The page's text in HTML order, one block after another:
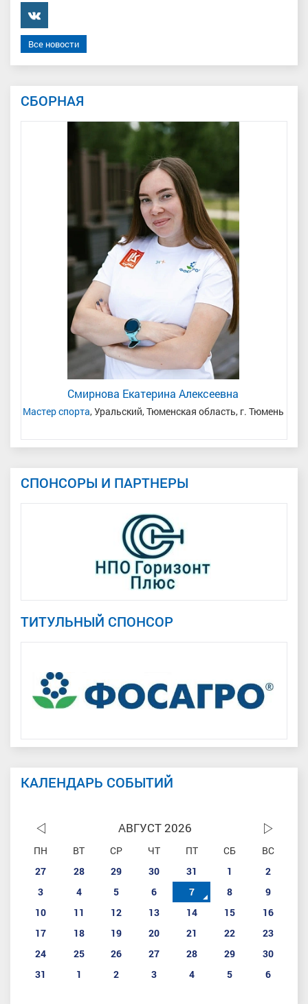
���������
Все новости
СБОРНАЯ
Смирнова Екатерина Алексеевна
Мастер спорта, Уральский, Тюменская область, г. Тюмень
СПОНСОРЫ И ПАРТНЕРЫ
ТИТУЛЬНЫЙ СПОНСОР
КАЛЕНДАРЬ СОБЫТИЙ
АВГУСТ 2026
ПН ВТ СР ЧТ ПТ СБ
ВС
27
28 29 30 31 1
2
3
4 5 6 7 8
9
10
11 12 13 14 15
16
17
18 19 20 21 22
23
24
25 26 27 28 29
30
31
1 2 3 4 5 6